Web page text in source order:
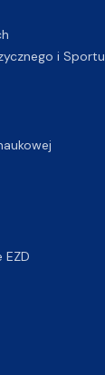
i Sportu